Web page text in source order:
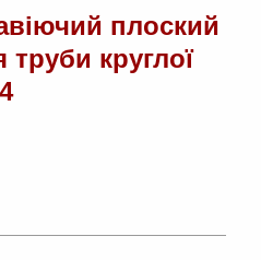
плоский
круглої